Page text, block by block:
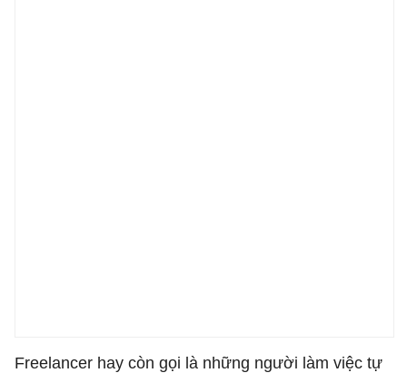
Freelancer hay còn gọi là những người làm việc tự